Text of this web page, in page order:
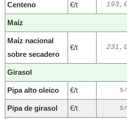
Centeno €/t
Maíz
Maíz nacional
sobre secadero
€/t
Girasol
Pipa alto oleico €/t
Pipa de girasol €/t